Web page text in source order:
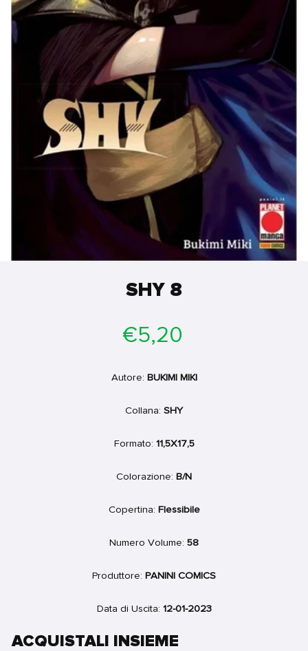
SHY 8
Prezzo
di
€5,20
Autore: BUKIMI MIKI
Collana: SHY
Formato: 11,5X17,5
Colorazione: B/N
Copertina: Flessibile
Numero Volume: 58
Produttore: PANINI COMICS
Data di Uscita: 12-01-2023
ACQUISTALI INSIEME